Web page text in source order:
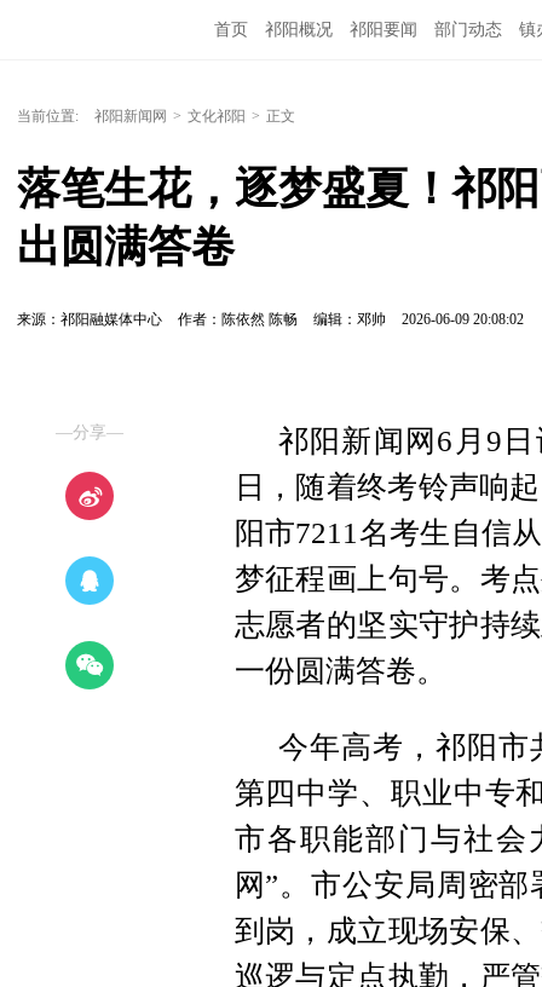
首页 祁阳概况 祁阳要闻 部门动态 镇
当前位置: 祁阳新闻网 > 文化祁阳 > 正文
落笔生花，逐梦盛夏！祁
出圆满答卷
来源：祁阳融媒体中心 作者：陈依然 陈畅 编辑：邓帅 2026-06-09 20:08:02
—分享—
祁阳新闻网6月9
日，随着终考铃声响
阳市7211名考生自信
梦征程画上句号。考
志愿者的坚实守护持
一份圆满答卷。
今年高考，祁阳市
第四中学、职业中专
市各职能部门与社会
网”。市公安局周密
到岗，成立现场安保
巡逻与定点执勤，严